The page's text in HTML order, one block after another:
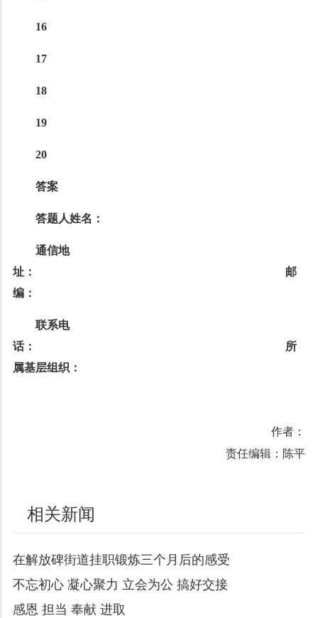
16
17
18
19
20
答案
答题人姓名：
通信地
址： 邮
编：
联系电
话： 所
属基层组织：
作者：
责任编辑：陈平
相关新闻
在解放碑街道挂职锻炼三个月后的感受
不忘初心 凝心聚力 立会为公 搞好交接
感恩 担当 奉献 进取